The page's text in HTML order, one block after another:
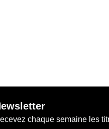
chaque semaine les